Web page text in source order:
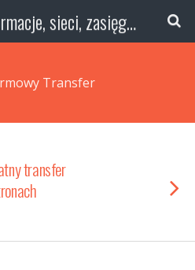
gsm.biz.pl - informacje, sieci, zasięg technologie
Transfer
transfer